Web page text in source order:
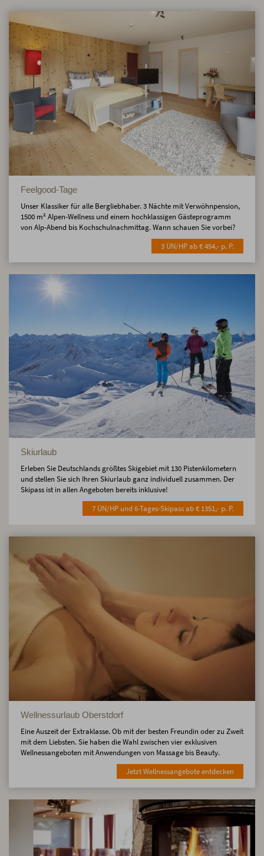
Feelgood-Tage
Unser Klassiker für alle Bergliebhaber. 3 Nächte mit Verwöhnpension,
1500 m² Alpen-Wellness und einem hochklassigen Gästeprogramm
von Alp-Abend bis Kochschulnachmittag. Wann schauen Sie vorbei?
3 ÜN/HP ab € 454,- p. P.
Skiurlaub
Erleben Sie Deutschlands größtes Skigebiet mit 130 Pistenkilometern
und stellen Sie sich Ihren Skiurlaub ganz individuell zusammen. Der
Skipass ist in allen Angeboten bereits inklusive!
7 ÜN/HP und 6-Tages-Skipass ab € 1351,- p. P.
Wellnessurlaub Oberstdorf
Eine Auszeit der Extraklasse. Ob mit der besten Freundin oder zu Zweit
mit dem Liebsten. Sie haben die Wahl zwischen vier exklusiven
Wellnessangeboten mit Anwendungen von Massage bis Beauty.
Jetzt Wellnessangebote entdecken